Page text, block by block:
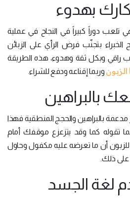
بهدوء
دوراً كبيراً في النجاح في عملية
بتجنّب فرض الرأي على الزبائن
راقي وبكل ثقة وهدوء، هذه الطريقة
وربما إقناعه ودفع للشراء.
بالبراهين
مدعمة بالبراهين والحجج المنطقية فهذا
تقوله كما وقد يتزعزع موقفك أمام
للزبون أن ما تعرضه عليه مكفول وحاول
على ذلك.
لغة الجسد